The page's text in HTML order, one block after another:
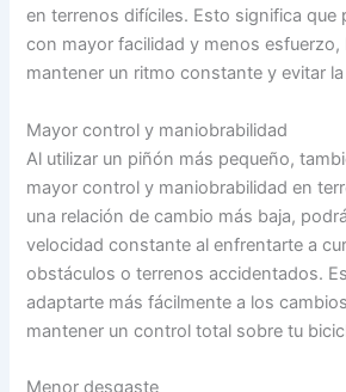
en terrenos difíciles. Esto significa que
con mayor facilidad y menos esfuerzo,
mantener un ritmo constante y evitar
Mayor control y maniobrabilidad
Al utilizar un piñón más pequeño,
mayor control y maniobrabilidad en
una relación de cambio más baja,
velocidad constante al enfrentarte a
obstáculos o terrenos accidentados.
adaptarte más fácilmente a los
mantener un control total sobre tu
Menor desgaste